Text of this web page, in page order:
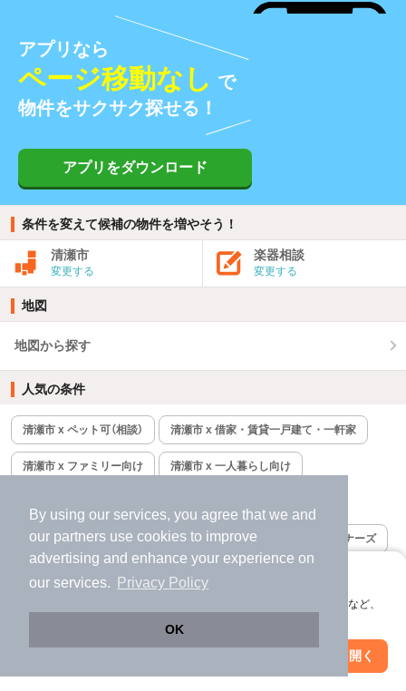
By using our services, you agree that we and
our partners use cookies to improve
advertising and enhance your experience on
our services.
Privacy Policy
OK
アプリに切り替えて、サクサクお部屋探し
会員登録なしですぐ使える。マップ検索やお気に入り保存など、
アプリを開く
アプリなら
ページ移動なし で
物件をサクサク探せる！
アプリをダウンロード
条件を変えて候補の物件を増やそう！
清瀬市
変更する
楽器相談
変更する
地図
地図から探す
人気の条件
清瀬市 x ペット可（相談） 清瀬市 x 借家・賃貸一戸建て・一軒家
清瀬市 x ファミリー向け 清瀬市 x 一人暮らし向け
清瀬市 x 家賃4万円以下 清瀬市 x 2LDK 清瀬市 x デザイナーズ
清瀬市 x 3LDK 清瀬市 x 1LDK
27件
絞り込み条件を変更